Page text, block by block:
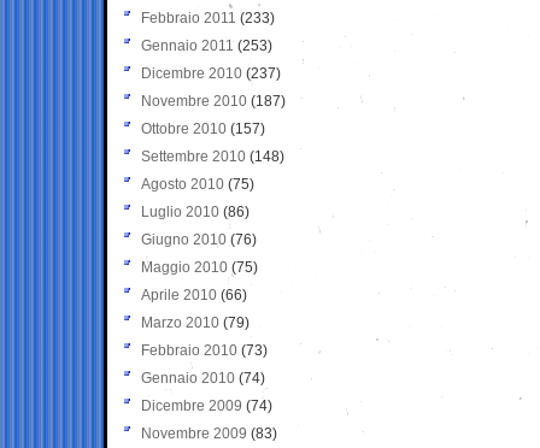
Febbraio 2011 (233)
Gennaio 2011 (253)
Dicembre 2010 (237)
Novembre 2010 (187)
Ottobre 2010 (157)
Settembre 2010 (148)
Agosto 2010 (75)
Luglio 2010 (86)
Giugno 2010 (76)
Maggio 2010 (75)
Aprile 2010 (66)
Marzo 2010 (79)
Febbraio 2010 (73)
Gennaio 2010 (74)
Dicembre 2009 (74)
Novembre 2009 (83)